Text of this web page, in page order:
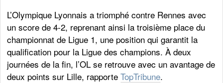
L’Olympique Lyonnais a triomphé contre Rennes avec
un score de 4-2, reprenant ainsi la troisième place du
championnat de Ligue 1, une position qui garantit la
qualification pour la Ligue des champions. À deux
journées de la fin, l’OL se retrouve avec un avantage de
deux points sur Lille, rapporteTopTribune.